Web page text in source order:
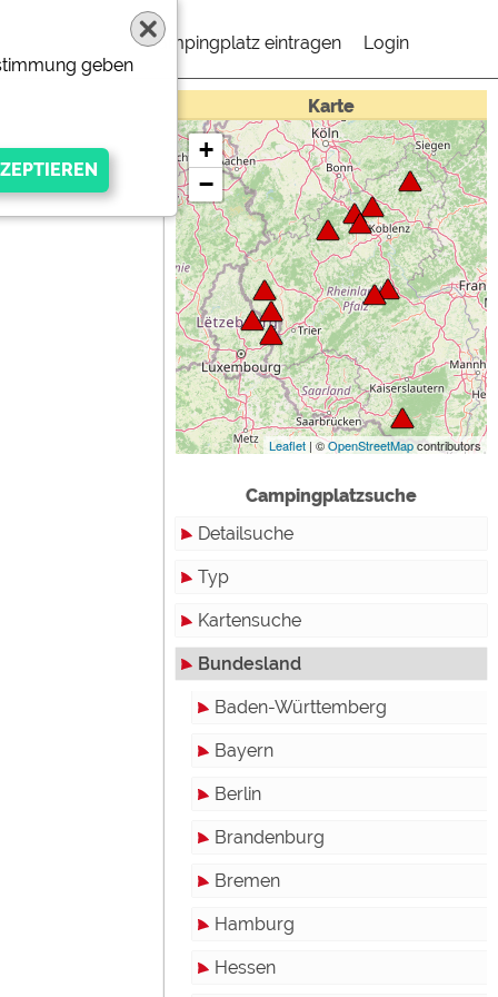
Campingplatz eintragen Login
Karte
+
−
Leaflet | ©OpenStreetMapcontributors
Campingplatzsuche
Detailsuche
Typ
Touristikstellplätze
Dauerstellplätze
Reisemobilstellplätze
Mobilheimstellplätze
Ferienhäuser
Bungalows
Ferienwohnungen
Zimmer
Campinghutten
Kartensuche
Bundesland
Baden-Württemberg
Bayern
Berlin
Brandenburg
Bremen
Hamburg
Hessen
geben
Anbieters